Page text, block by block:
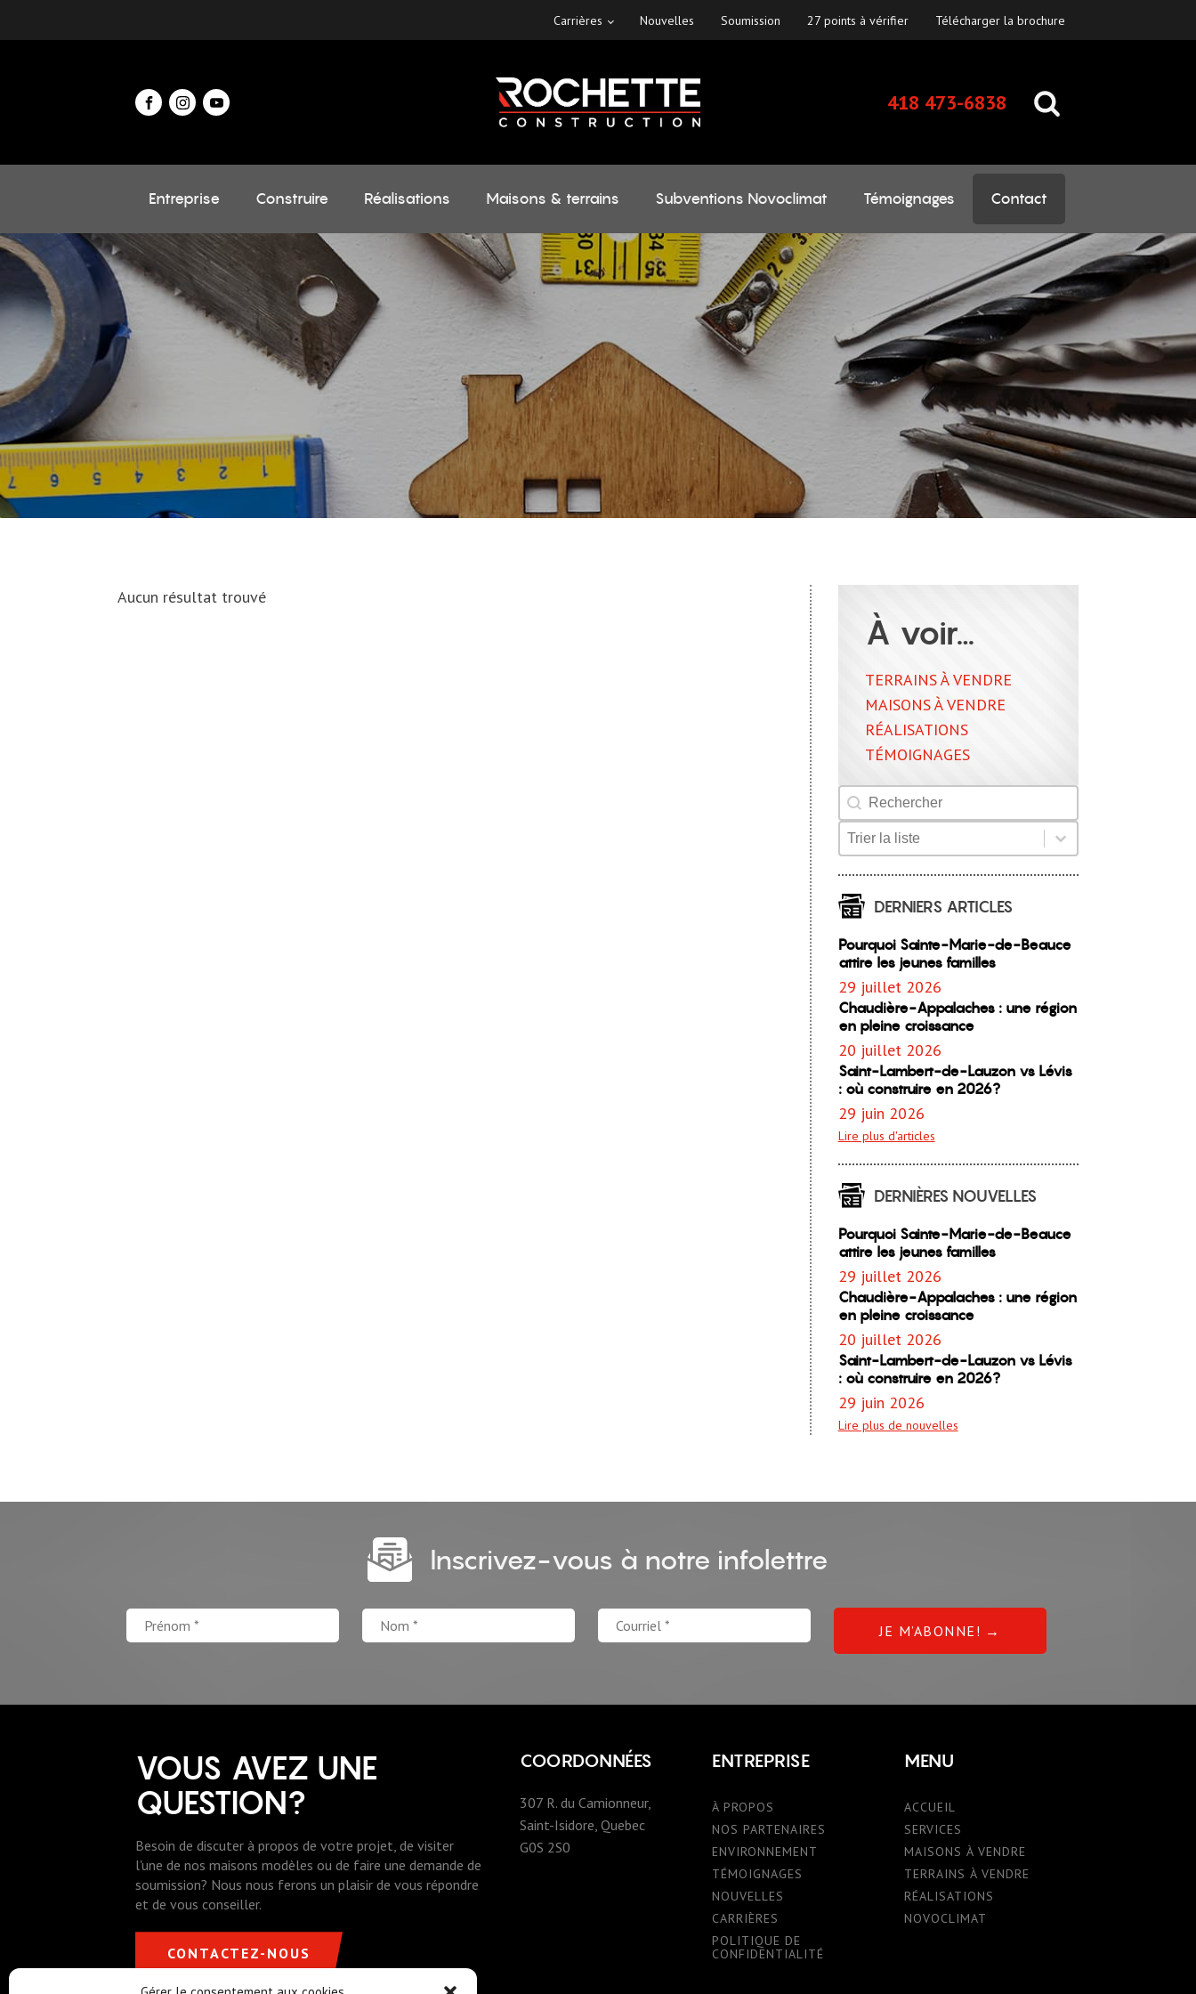
Carrières Nouvelles Soumission 27 points à vérifier Télécharger la brochure
418 473-6838
Entreprise Construire Réalisations Maisons & terrains Subventions Novoclimat Témoignages Contact
Aucun résultat trouvé
À voir…
TERRAINS À VENDRE
MAISONS À VENDRE
RÉALISATIONS
TÉMOIGNAGES
Rechercher
Rechercher
Product Order
Product Order
DERNIERS ARTICLES
Pourquoi Sainte-Marie-de-Beauce
attire les jeunes familles
29 juillet 2026
Chaudière-Appalaches : une région
en pleine croissance
20 juillet 2026
Saint-Lambert-de-Lauzon vs Lévis
: où construire en 2026?
29 juin 2026
Lire plus d'articles
DERNIÈRES NOUVELLES
Pourquoi Sainte-Marie-de-Beauce
attire les jeunes familles
29 juillet 2026
Chaudière-Appalaches : une région
en pleine croissance
20 juillet 2026
Saint-Lambert-de-Lauzon vs Lévis
: où construire en 2026?
29 juin 2026
Lire plus de nouvelles
Inscrivez-vous à notre infolettre
VOUS AVEZ UNE
QUESTION?
Besoin de discuter à propos de votre projet, de visiter
l'une de nos maisons modèles ou de faire une demande de
soumission? Nous nous ferons un plaisir de vous répondre
et de vous conseiller.
CONTACTEZ-NOUS
COORDONNÉES
307 R. du Camionneur,
Saint-Isidore, Quebec
G0S 2S0
ENTREPRISE
À PROPOS
NOS PARTENAIRES
ENVIRONNEMENT
TÉMOIGNAGES
NOUVELLES
CARRIÈRES
POLITIQUE DE
CONFIDENTIALITÉ
MENU
ACCUEIL
SERVICES
MAISONS À VENDRE
TERRAINS À VENDRE
RÉALISATIONS
NOVOCLIMAT